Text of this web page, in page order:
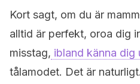
Kort sagt, om du är
alltid är perfekt, oroa dig
misstag, ibland känna dig
tålamodet. Det är